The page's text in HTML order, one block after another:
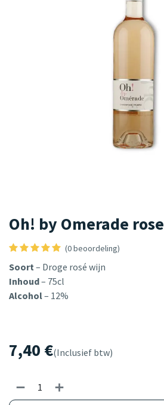
Oh! by Omerade rose
(0 beoordeling)
Soort– Droge rosé wijn
Inhoud– 75cl
Alcohol– 12%
7,40 €(Inclusief btw)